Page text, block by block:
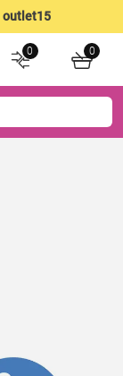
outlet15
0 0